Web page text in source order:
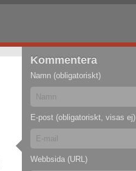
Kommentera
Namn (obligatoriskt)
E-post (obligatoriskt, visas ej)
Webbsida (URL)